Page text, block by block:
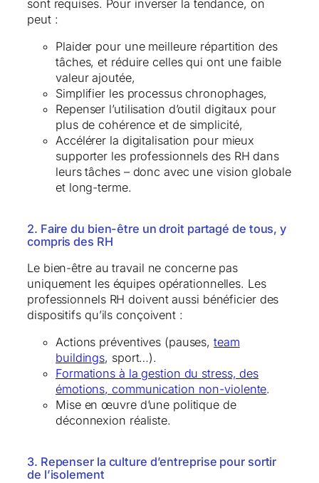
sont requises. Pour inverser la tendance, on
peut :
Plaider pour une meilleure répartition des
tâches, et réduire celles qui ont une faible
valeur ajoutée,
Simplifier les processus chronophages,
Repenser l’utilisation d’outil digitaux pour
plus de cohérence et de simplicité,
Accélérer la digitalisation pour mieux
supporter les professionnels des RH dans
leurs tâches – donc avec une vision globale
et long-terme.
2. Faire du bien-être un droit partagé de tous, y
compris des RH
Le bien-être au travail ne concerne pas
uniquement les équipes opérationnelles. Les
professionnels RH doivent aussi bénéficier des
dispositifs qu’ils conçoivent :
Actions préventives (pauses,team
buildings, sport…).
Formations à la gestion du stress, des
émotions, communication non-violente.
Mise en œuvre d’une politique de
déconnexion réaliste.
3. Repenser la culture d’entreprise pour sortir
de l’isolement